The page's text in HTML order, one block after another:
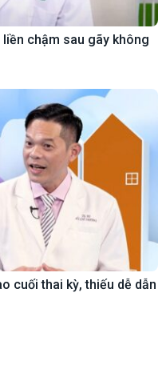
chậm sau gãy không
cuối thai kỳ, thiếu dễ dẫn